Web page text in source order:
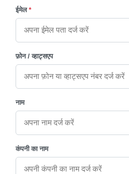
ईमेल *
फ़ोन / व्हाट्सएप
नाम
कंपनी का नाम